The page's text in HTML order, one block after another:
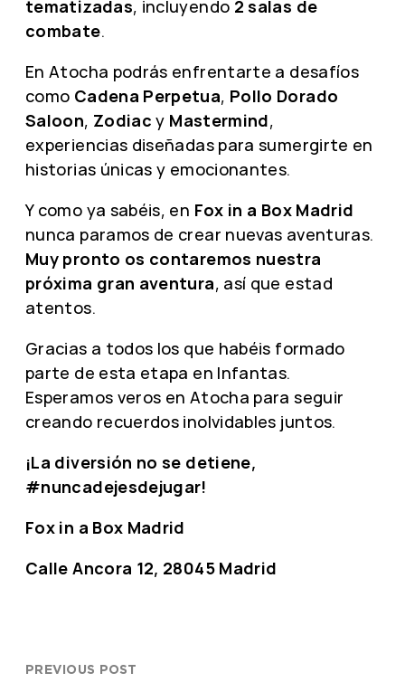
tematizadas, incluyendo 2 salas de
combate.
En Atocha podrás enfrentarte a desafíos
como Cadena Perpetua, Pollo Dorado
Saloon, Zodiac y Mastermind,
experiencias diseñadas para sumergirte en
historias únicas y emocionantes.
Y como ya sabéis, en Fox in a Box Madrid
nunca paramos de crear nuevas aventuras.
Muy pronto os contaremos nuestra
próxima gran aventura, así que estad
atentos.
Gracias a todos los que habéis formado
parte de esta etapa en Infantas.
Esperamos veros en Atocha para seguir
creando recuerdos inolvidables juntos.
¡La diversión no se detiene,
#nuncadejesdejugar!
Fox in a Box Madrid
Calle Ancora 12, 28045 Madrid
PREVIOUS POST